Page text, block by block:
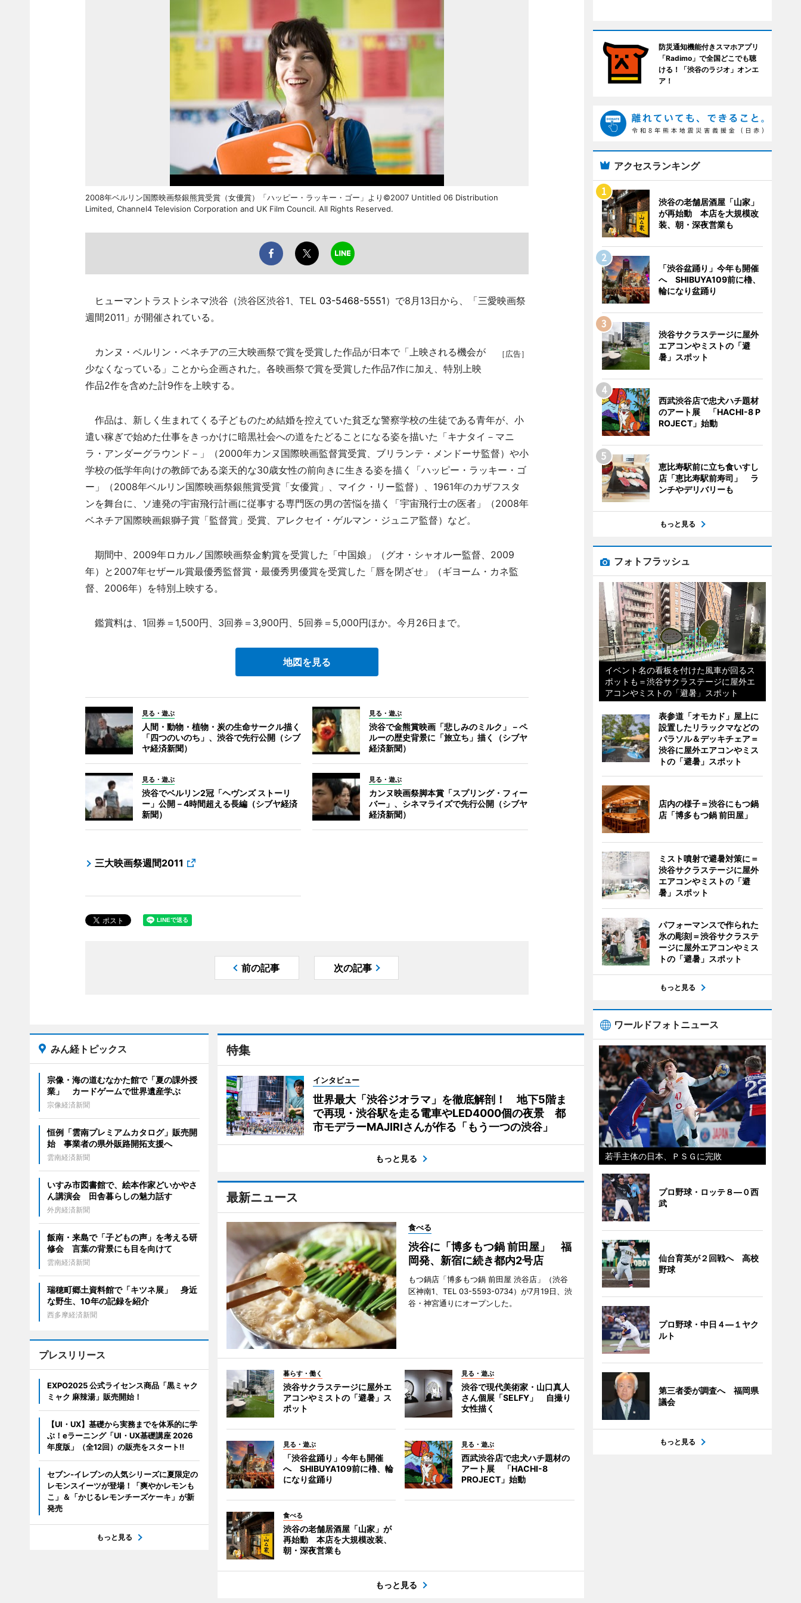
2008年ベルリン国際映画祭銀熊賞受賞（女優賞）「ハッピー・ラッキー・ゴー」より©2007 Untitled 06 Distribution
Limited, Channel4 Television Corporation and UK Film Council. All Rights Reserved.
ヒューマントラストシネマ渋谷（渋谷区渋谷1、TEL 03-5468-5551）で8月13日から、「三愛映画祭
週間2011」が開催されている。
［広告］
カンヌ・ベルリン・ベネチアの三大映画祭で賞を受賞した作品が日本で「上映される機会が
少なくなっている」ことから企画された。各映画祭で賞を受賞した作品7作に加え、特別上映
作品2作を含めた計9作を上映する。
作品は、新しく生まれてくる子どものため結婚を控えていた貧乏な警察学校の生徒である青年が、小
遣い稼ぎで始めた仕事をきっかけに暗黒社会への道をたどることになる姿を描いた「キナタイ－マニ
ラ・アンダーグラウンド－」（2000年カンヌ国際映画監督賞受賞、ブリランテ・メンドーサ監督）や小
学校の低学年向けの教師である楽天的な30歳女性の前向きに生きる姿を描く「ハッピー・ラッキー・ゴ
ー」（2008年ベルリン国際映画祭銀熊賞受賞「女優賞」、マイク・リー監督）、1961年のカザフスタ
ンを舞台に、ソ連発の宇宙飛行計画に従事する専門医の男の苦悩を描く「宇宙飛行士の医者」（2008年
ベネチア国際映画銀獅子賞「監督賞」受賞、アレクセイ・ゲルマン・ジュニア監督）など。
期間中、2009年ロカルノ国際映画祭金豹賞を受賞した「中国娘」（グオ・シャオルー監督、2009
年）と2007年セザール賞最優秀監督賞・最優秀男優賞を受賞した「唇を閉ざせ」（ギヨーム・カネ監
督、2006年）を特別上映する。
鑑賞料は、1回券＝1,500円、3回券＝3,900円、5回券＝5,000円ほか。今月26日まで。
地図を見る
見る・遊ぶ
人間・動物・植物・炭の生命サークル描く
「四つのいのち」、渋谷で先行公開（シブ
ヤ経済新聞）
見る・遊ぶ
渋谷で金熊賞映画「悲しみのミルク」－ペ
ルーの歴史背景に「旅立ち」描く（シブヤ
経済新聞）
見る・遊ぶ
渋谷でベルリン2冠「ヘヴンズ ストーリ
ー」公開－4時間超える長編（シブヤ経済
新聞）
見る・遊ぶ
カンヌ映画祭脚本賞「スプリング・フィー
バー」、シネマライズで先行公開（シブヤ
経済新聞）
三大映画祭週間2011
前の記事 次の記事
特集
インタビュー
世界最大「渋谷ジオラマ」を徹底解剖！ 地下5階ま
で再現・渋谷駅を走る電車やLED4000個の夜景 都
市モデラーMAJIRIさんが作る「もう一つの渋谷」
もっと見る
最新ニュース
食べる
渋谷に「博多もつ鍋 前田屋」 福
岡発、新宿に続き都内2号店
もつ鍋店「博多もつ鍋 前田屋 渋谷店」（渋谷
区神南1、TEL 03-5593-0734）が7月19日、渋
谷・神宮通りにオープンした。
暮らす・働く
渋谷サクラステージに屋外エ
アコンやミストの「避暑」ス
ポット
見る・遊ぶ
渋谷で現代美術家・山口真人
さん個展「SELFY」 自撮り
女性描く
見る・遊ぶ
「渋谷盆踊り」今年も開催
へ SHIBUYA109前に櫓、輪
になり盆踊り
見る・遊ぶ
西武渋谷店で忠犬ハチ題材の
アート展 「HACHI-8
PROJECT」始動
食べる
渋谷の老舗居酒屋「山家」が
再始動 本店を大規模改装、
朝・深夜営業も
もっと見る
みん経トピックス
宗像・海の道むなかた館で「夏の課外授
業」 カードゲームで世界遺産学ぶ
宗像経済新聞
恒例「雲南プレミアムカタログ」販売開
始 事業者の県外販路開拓支援へ
雲南経済新聞
いすみ市図書館で、絵本作家どいかやさ
ん講演会 田舎暮らしの魅力話す
外房経済新聞
飯南・来島で「子どもの声」を考える研
修会 言葉の背景にも目を向けて
雲南経済新聞
瑞穂町郷土資料館で「キツネ展」 身近
な野生、10年の記録を紹介
西多摩経済新聞
プレスリリース
EXPO2025 公式ライセンス商品「黒ミャク
ミャク 麻辣湯」販売開始！
【UI・UX】基礎から実務までを体系的に学
ぶ！eラーニング「UI・UX基礎講座 2026
年度版」（全12回）の販売をスタート!!
セブン‐イレブンの人気シリーズに夏限定の
レモンスイーツが登場！「爽やかレモンも
こ」＆「かじるレモンチーズケーキ」が新
発売
もっと見る
防災通知機能付きスマホアプリ
「Radimo」で全国どこでも聴
ける！「渋谷のラジオ」オンエ
ア！
アクセスランキング
渋谷の老舗居酒屋「山家」
が再始動 本店を大規模改
装、朝・深夜営業も
「渋谷盆踊り」今年も開催
へ SHIBUYA109前に櫓、
輪になり盆踊り
渋谷サクラステージに屋外
エアコンやミストの「避
暑」スポット
西武渋谷店で忠犬ハチ題材
のアート展 「HACHI-8 P
ROJECT」始動
恵比寿駅前に立ち食いすし
店「恵比寿駅前寿司」 ラ
ンチやデリバリーも
もっと見る
フォトフラッシュ
イベント名の看板を付けた風車が回るス
ポットも＝渋谷サクラステージに屋外エ
アコンやミストの「避暑」スポット
表参道「オモカド」屋上に
設置したリラックマなどの
パラソル＆デッキチェア＝
渋谷に屋外エアコンやミス
トの「避暑」スポット
店内の様子＝渋谷にもつ鍋
店「博多もつ鍋 前田屋」
ミスト噴射で避暑対策に＝
渋谷サクラステージに屋外
エアコンやミストの「避
暑」スポット
パフォーマンスで作られた
氷の彫刻＝渋谷サクラステ
ージに屋外エアコンやミス
トの「避暑」スポット
もっと見る
ワールドフォトニュース
若手主体の日本、ＰＳＧに完敗
プロ野球・ロッテ８―０西
武
仙台育英が２回戦へ 高校
野球
プロ野球・中日４―１ヤク
ルト
第三者委が調査へ 福岡県
議会
もっと見る